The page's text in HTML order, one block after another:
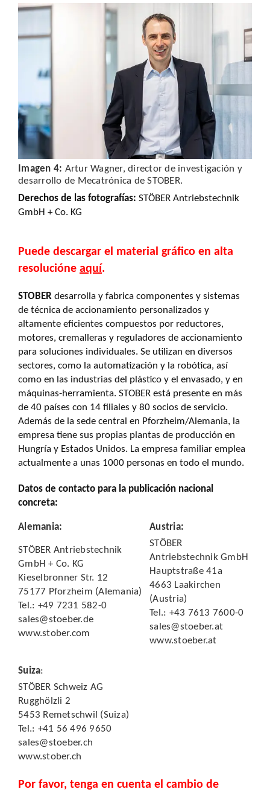
Imagen 4: Artur Wagner, director de investigación y
desarrollo de Mecatrónica de STOBER.
Derechos de las fotografías: STÖBER Antriebstechnik
GmbH + Co. KG
Puede descargar el material gráfico en alta
resolucióne aquí.
STOBER desarrolla y fabrica componentes y sistemas
de técnica de accionamiento personalizados y
altamente eficientes compuestos por reductores,
motores, cremalleras y reguladores de accionamiento
para soluciones individuales. Se utilizan en diversos
sectores, como la automatización y la robótica, así
como en las industrias del plástico y el envasado, y en
máquinas-herramienta. STOBER está presente en más
de 40 países con 14 filiales y 80 socios de servicio.
Además de la sede central en Pforzheim/Alemania, la
empresa tiene sus propias plantas de producción en
Hungría y Estados Unidos. La empresa familiar emplea
actualmente a unas 1000 personas en todo el mundo.
Datos de contacto para la publicación nacional
concreta:
Alemania: Austria:
STÖBER Antriebstechnik
GmbH + Co. KG
Kieselbronner Str. 12
75177 Pforzheim (Alemania)
Tel.: +49 7231 582-0
sales@stoeber.de
www.stober.com
STÖBER
Antriebstechnik GmbH
Hauptstraße 41a
4663 Laakirchen
(Austria)
Tel.: +43 7613 7600-0
sales@stoeber.at
www.stoeber.at
Suiza:
STÖBER Schweiz AG
Rugghölzli 2
5453 Remetschwil (Suiza)
Tel.: +41 56 496 9650
sales@stoeber.ch
www.stober.ch
Por favor, tenga en cuenta el cambio de